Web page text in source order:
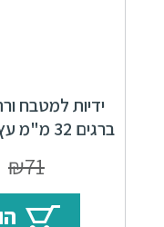
ברגים 32 מ"מ עץ אגוז MANTA MINI
₪71